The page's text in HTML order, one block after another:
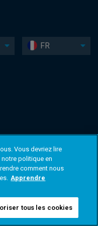
FR
Vous devriez lire
politique en
comment nous
Apprendre
tous les cookies